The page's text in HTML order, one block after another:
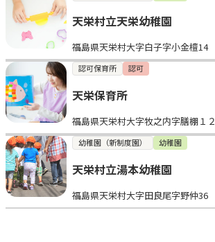
メッセージ
おすすめの園
エンクルの特徴と活用方法
コラム
お知らせ
天栄村立天栄幼稚園
福島県天栄村大字白子字小金檀14
認可保育所 認可
天栄保育所
福島県天栄村大字牧之内字膳棚１２
幼稚園（新制度園） 幼稚園
天栄村立湯本幼稚園
福島県天栄村大字田良尾字野仲36